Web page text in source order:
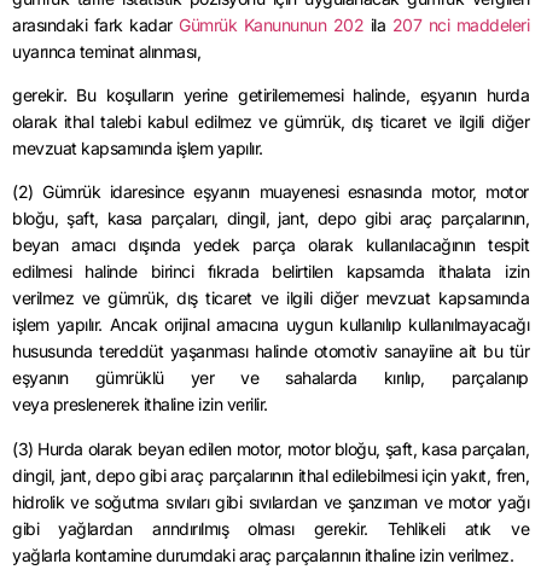
arasındaki fark kadarGümrük Kanununun 202 ila 207 ncimaddeleri
uyarınca teminat alınması,
gerekir. Bu koşulların yerine getirilememesi halinde, eşyanın hurda
olarak ithal talebi kabul edilmez ve gümrük, dış ticaret ve ilgili diğer
mevzuat kapsamında işlem yapılır.
(2) Gümrük idaresince eşyanın muayenesi esnasında motor, motor
bloğu, şaft, kasa parçaları, dingil, jant, depo gibi araç parçalarının,
beyan amacı dışında yedek parça olarak kullanılacağının tespit
edilmesi halinde birinci fıkrada belirtilen kapsamda ithalata izin
verilmez ve gümrük, dış ticaret ve ilgili diğer mevzuat kapsamında
işlem yapılır. Ancak orijinal amacına uygun kullanılıp kullanılmayacağı
hususunda tereddüt yaşanması halinde otomotiv sanayiineait bu tür
eşyanın gümrüklü yer ve sahalarda kırılıp, parçalanıp
veya preslenerek ithaline izin verilir.
(3) Hurda olarak beyan edilen motor, motor bloğu, şaft, kasa parçaları,
dingil, jant, depo gibi araç parçalarının ithal edilebilmesi için yakıt, fren,
hidrolik ve soğutma sıvıları gibi sıvılardan ve şanzıman ve motor yağı
gibi yağlardan arındırılmış olması gerekir. Tehlikeli atık ve
yağlarla kontaminedurumdaki araç parçalarının ithaline izin verilmez.